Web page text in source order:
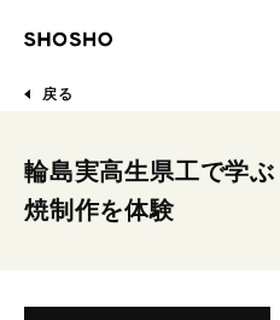
戻る
輪島実高生県工で学
焼制作を体験